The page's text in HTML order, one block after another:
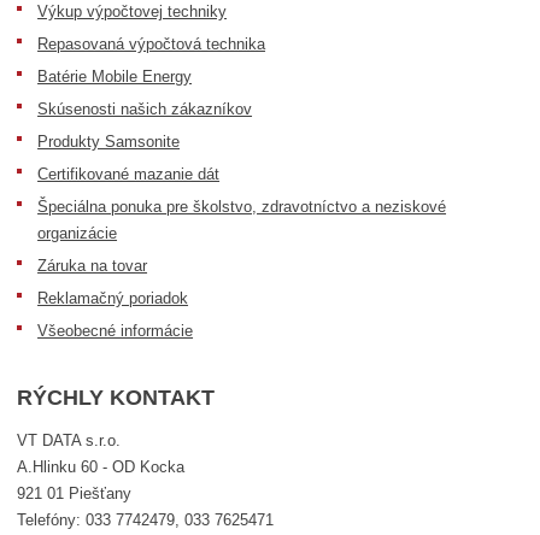
Výkup výpočtovej techniky
Repasovaná výpočtová technika
Batérie Mobile Energy
Skúsenosti našich zákazníkov
Produkty Samsonite
Certifikované mazanie dát
Špeciálna ponuka pre školstvo, zdravotníctvo a neziskové
organizácie
Záruka na tovar
Reklamačný poriadok
Všeobecné informácie
RÝCHLY KONTAKT
VT DATA s.r.o.
A.Hlinku 60 - OD Kocka
921 01 Piešťany
Telefóny: 033 7742479, 033 7625471